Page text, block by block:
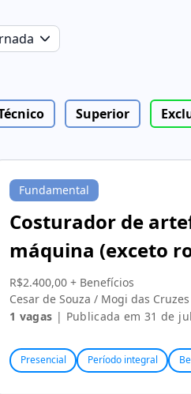
Superior
Fundamental
Costurador de
máquina (exceto
R$2.400,00 + Benefícios
Cesar de Souza / Mogi das Cruzes
1 vagas | Publicada em 31 de
Presencial Período integral